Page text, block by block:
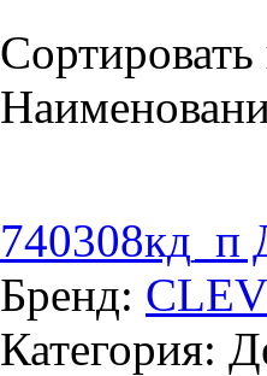
Сортировать
740308кд_п
Бренд:
Категория: